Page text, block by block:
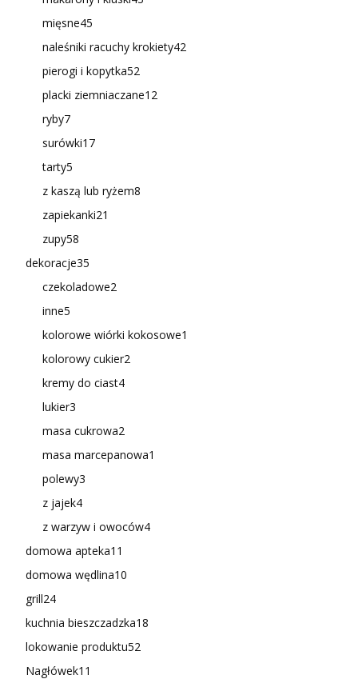
mięsne45
naleśniki racuchy krokiety42
pierogi i kopytka52
placki ziemniaczane12
ryby7
surówki17
tarty5
z kaszą lub ryżem8
zapiekanki21
zupy58
dekoracje35
czekoladowe2
inne5
kolorowe wiórki kokosowe1
kolorowy cukier2
kremy do ciast4
lukier3
masa cukrowa2
masa marcepanowa1
polewy3
z jajek4
z warzyw i owoców4
domowa apteka11
domowa wędlina10
grill24
kuchnia bieszczadzka18
lokowanie produktu52
Nagłówek11